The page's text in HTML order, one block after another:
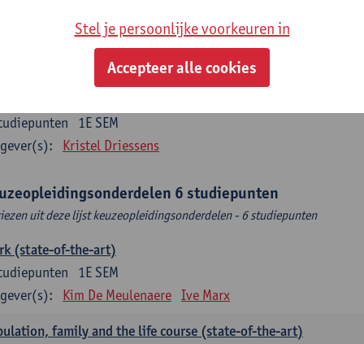
Sociale Impactevaluatie
2E SEM
Leen Sebrechts
1E SEM
Kristel Driessens
6 studiepunten
uit deze lijst keuzeopleidingsonderdelen - 6 studiepunten
(state-of-the-art)
1E SEM
Kim De Meulenaere Ive Marx
family and the life course (state-of-the-art)
Stel je persoonlijke voorkeuren in
Accepteer alle cookies